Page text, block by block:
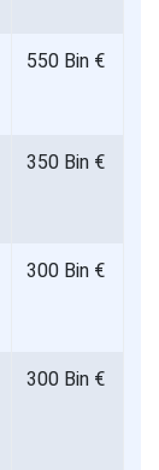
550 Bin €
350 Bin €
300 Bin €
300 Bin €